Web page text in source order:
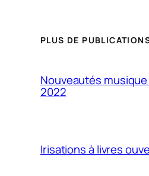
PLUS DE
Nouveautés
2022
Irisations à livres